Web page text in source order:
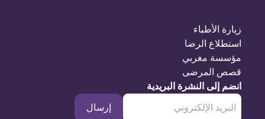
زيارة الأطباء
استطلاع الرضا
مؤسسة مغربي
قصص المرضى
انضم إلى النشرة البريدية
إرسال